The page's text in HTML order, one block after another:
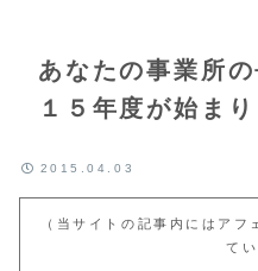
あなたの事業所
１５年度が始ま
2015.04.03
（当サイトの記事内にはア
てい